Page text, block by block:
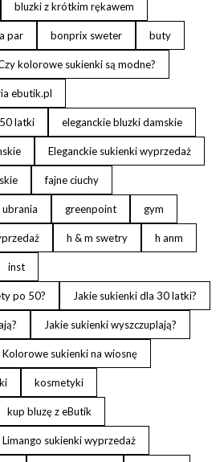
bluzki z krótkim rękawem
par bonprix sweter buty
kolorowe sukienki są modne?
ebutik.pl
latki eleganckie bluzki damskie
Eleganckie sukienki wyprzedaż
fajne ciuchy
greenpoint gym
h & m swetry h anm
inst
po 50? Jakie sukienki dla 30 latki?
Jakie sukienki wyszczuplają?
Kolorowe sukienki na wiosnę
kosmetyki
kup bluzę z eButik
Limango sukienki wyprzedaż